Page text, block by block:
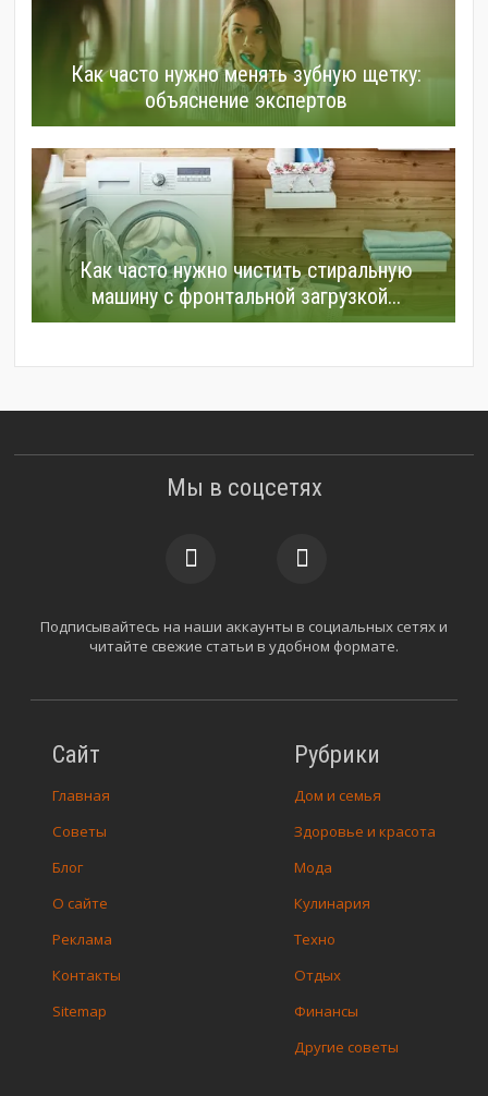
Как часто нужно менять зубную щетку:
объяснение экспертов
Как часто нужно чистить стиральную
машину с фронтальной загрузкой...
Сайт
Главная
Советы
Блог
О сайте
Реклама
Контакты
Sitemap
Рубрики
Дом и семья
Здоровье и красота
Мода
Кулинария
Техно
Отдых
Финансы
Другие советы
Мы в соцсетях
Подписывайтесь на наши аккаунты в социальных сетях и
читайте свежие статьи в удобном формате.